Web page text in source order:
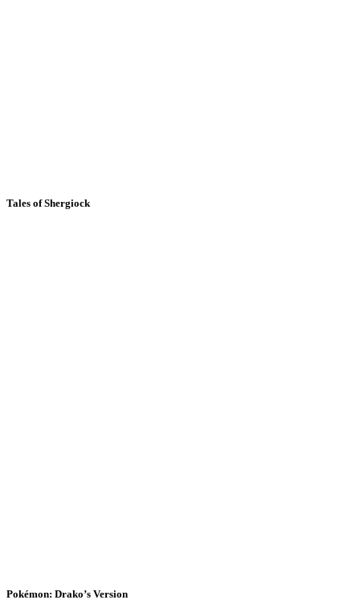
Tales of Shergiock
Pokémon: Drako’s Version